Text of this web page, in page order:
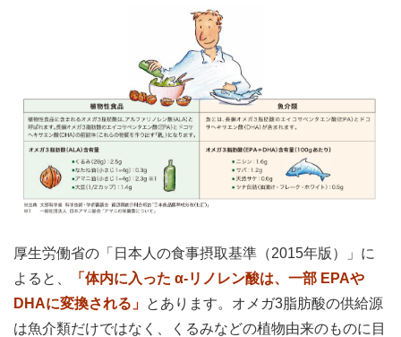
厚生労働省の「日本人の食事摂取基準（2015年版）」に
よると、
「体内に入った α-リノレン酸は、一部 EPAや
DHAに変換される」 とあります。オメガ3脂肪酸の供給源
は魚介類だけではなく、くるみなどの植物由来のものに目